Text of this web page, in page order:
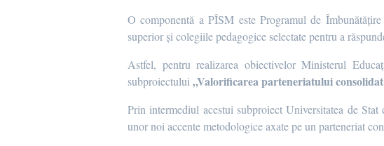
O componentă a PÎSM este Programul de
superior și colegiile pedagogice selectate pentru a
Astfel, pentru realizarea obiectivelor Ministerul
subproiectului „Valorificarea parteneriatului
Prin intermediul acestui subproiectUniversitatea de
unor noi accente metodologice axate pe un parteneriat